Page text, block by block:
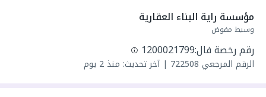
واصل كهرباء
واصل مياه
سنة البناء: 2026
مميزات العقار:
- حديقة
مؤسسة راية البناء العقارية
وسيط مفوض
رقم رخصة فال:1200021799
الرقم المرجعي 722508
|آخر تحديث: منذ 2 يوم